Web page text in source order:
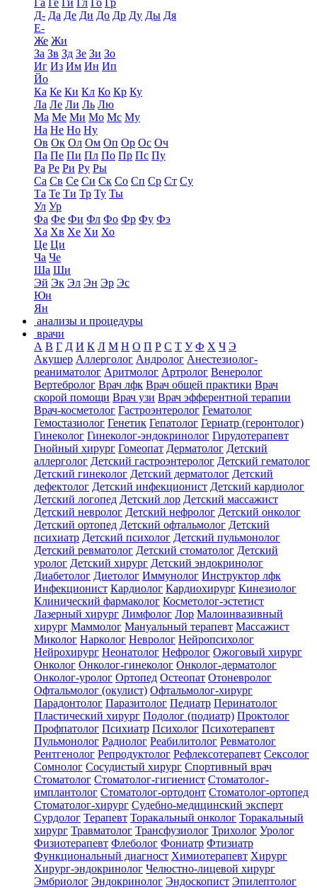
Га Ге Ги Гл Го Гр
Д- Да Де Ди До Др Ду Ды Дя
Е-
Же Жи
За Зв Зд Зе Зи Зо
Иг Из Им Ин Ип
Йо
Ка Ке Ки Кл Ко Кр Ку
Ла Ле Ли Ль Лю
Ма Ме Ми Мо Мс Му
На Не Но Ну
Ов Ок Ол Ом Оп Ор Ос Оч
Па Пе Пи Пл По Пр Пс Пу
Ра Ре Ри Ру Ры
Са Св Се Си Ск Со Сп Ср Ст Су
Та Те Ти Тр Ту Ты
Ул Ур
Фа Фе Фи Фл Фо Фр Фу Фэ
Ха Хв Хе Хи Хо
Це Ци
Ча Че
Ша Ши
Эй Эк Эл Эн Эр Эс
Юн
Ян
анализы и процедуры
врачи
А В Г Д И К Л М Н О П Р С Т У Ф Х Ч Э
Акушер Аллерголог Андролог Анестезиолог-
реаниматолог Аритмолог Артролог Венеролог
Вертебролог Врач лфк Врач общей практики Врач
скорой помощи Врач узи Врач эфферентной терапии
Врач-косметолог Гастроэнтеролог Гематолог
Гемостазиолог Генетик Гепатолог Гериатр (геронтолог)
Гинеколог Гинеколог-эндокринолог Гирудотерапевт
Гнойный хирург Гомеопат Дерматолог Детский
аллерголог Детский гастроэнтеролог Детский гематолог
Детский гинеколог Детский дерматолог Детский
дефектолог Детский инфекционист Детский кардиолог
Детский логопед Детский лор Детский массажист
Детский невролог Детский нефролог Детский онколог
Детский ортопед Детский офтальмолог Детский
психиатр Детский психолог Детский пульмонолог
Детский ревматолог Детский стоматолог Детский
уролог Детский хирург Детский эндокринолог
Диабетолог Диетолог Иммунолог Инструктор лфк
Инфекционист Кардиолог Кардиохирург Кинезиолог
Клинический фармаколог Косметолог-эстетист
Лазерный хирург Лимфолог Лор Малоинвазивный
хирург Маммолог Мануальный терапевт Массажист
Миколог Нарколог Невролог Нейропсихолог
Нейрохирург Неонатолог Нефролог Ожоговый хирург
Онколог Онколог-гинеколог Онколог-дерматолог
Онколог-уролог Ортопед Остеопат Отоневролог
Офтальмолог (окулист) Офтальмолог-хирург
Парадонтолог Паразитолог Педиатр Перинатолог
Пластический хирург Подолог (подиатр) Проктолог
Профпатолог Психиатр Психолог Психотерапевт
Пульмонолог Радиолог Реабилитолог Ревматолог
Рентгенолог Репродуктолог Рефлексотерапевт Сексолог
Сомнолог Сосудистый хирург Спортивный врач
Стоматолог Стоматолог-гигиенист Стоматолог-
имплантолог Стоматолог-ортодонт Стоматолог-ортопед
Стоматолог-хирург Судебно-медицинский эксперт
Сурдолог Терапевт Торакальный онколог Торакальный
хирург Травматолог Трансфузиолог Трихолог Уролог
Физиотерапевт Флеболог Фониатр Фтизиатр
Функциональный диагност Химиотерапевт Хирург
Хирург-эндокринолог Челюстно-лицевой хирург
Эмбриолог Эндокринолог Эндоскопист Эпилептолог